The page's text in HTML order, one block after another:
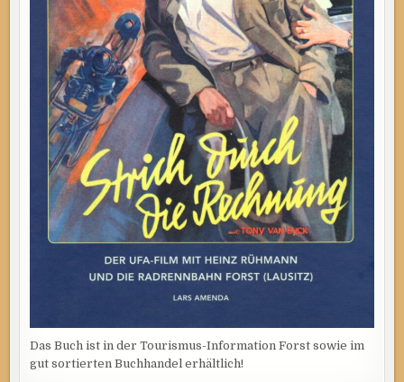
Das Buch ist in der Tourismus-Information Forst sowie im
gut sortierten Buchhandel erhältlich!